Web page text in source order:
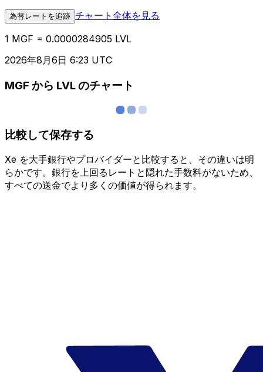
為替レートを追跡 チャート全体を見る
1 MGF = 0.0000284905 LVL
2026年8月6日 6:23 UTC
MGF から LVL のチャート
比較して保存する
Xe を大手銀行やプロバイダーと比較すると、その違いは明
らかです。銀行を上回るレートと隠れた手数料がないため、
すべての送金でより多くの価値が得られます。